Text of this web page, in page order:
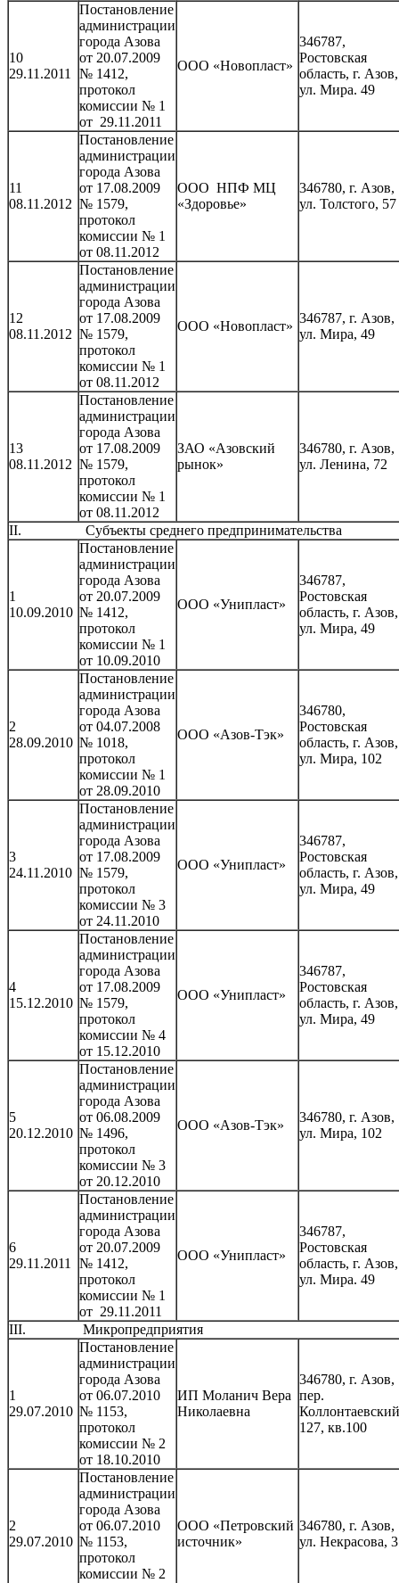
10
29.11.2011
Постановление
администрации
города Азова
от 20.07.2009
№ 1412,
протокол
комиссии № 1
от 29.11.2011
ООО «Новопласт»
346787,
Ростовская
область, г. Азов,
ул. Мира. 49
11
08.11.2012
Постановление
администрации
города Азова
от 17.08.2009
№ 1579,
протокол
комиссии № 1
от 08.11.2012
ООО НПФ МЦ
«Здоровье»
346780, г. Азов,
ул. Толстого, 57
12
08.11.2012
Постановление
администрации
города Азова
от 17.08.2009
№ 1579,
протокол
комиссии № 1
от 08.11.2012
ООО «Новопласт»
346787, г. Азов,
ул. Мира, 49
13
08.11.2012
Постановление
администрации
города Азова
от 17.08.2009
№ 1579,
протокол
комиссии № 1
от 08.11.2012
ЗАО «Азовский
рынок»
346780, г. Азов,
ул. Ленина, 72
II. Субъекты среднего предпринимательства
1
10.09.2010
Постановление
администрации
города Азова
от 20.07.2009
№ 1412,
протокол
комиссии № 1
от 10.09.2010
ООО «Унипласт»
346787,
Ростовская
область, г. Азов,
ул. Мира, 49
2
28.09.2010
Постановление
администрации
города Азова
от 04.07.2008
№ 1018,
протокол
комиссии № 1
от 28.09.2010
ООО «Азов-Тэк»
346780,
Ростовская
область, г. Азов,
ул. Мира, 102
3
24.11.2010
Постановление
администрации
города Азова
от 17.08.2009
№ 1579,
протокол
комиссии № 3
от 24.11.2010
ООО «Унипласт»
346787,
Ростовская
область, г. Азов,
ул. Мира, 49
4
15.12.2010
Постановление
администрации
города Азова
от 17.08.2009
№ 1579,
протокол
комиссии № 4
от 15.12.2010
ООО «Унипласт»
346787,
Ростовская
область, г. Азов,
ул. Мира, 49
5
20.12.2010
Постановление
администрации
города Азова
от 06.08.2009
№ 1496,
протокол
комиссии № 3
от 20.12.2010
ООО «Азов-Тэк»
346780, г. Азов,
ул. Мира, 102
6
29.11.2011
Постановление
администрации
города Азова
от 20.07.2009
№ 1412,
протокол
комиссии № 1
от 29.11.2011
ООО «Унипласт»
346787,
Ростовская
область, г. Азов,
ул. Мира. 49
III. Микропредприятия
1
29.07.2010
Постановление
администрации
города Азова
от 06.07.2010
№ 1153,
протокол
комиссии № 2
от 18.10.2010
ИП Моланич Вера
Николаевна
346780, г. Азов,
пер.
127, кв.100
2
29.07.2010
Постановление
администрации
города Азова
от 06.07.2010
№ 1153,
протокол
комиссии № 2
ООО «Петровский
источник»
346780, г. Азов,
ул. Некрасова,